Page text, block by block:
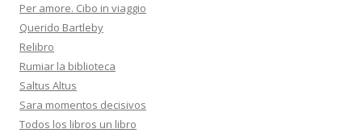
Per amore. Cibo in viaggio
Querido Bartleby
Relibro
Rumiar la biblioteca
Saltus Altus
Sara momentos decisivos
Todos los libros un libro